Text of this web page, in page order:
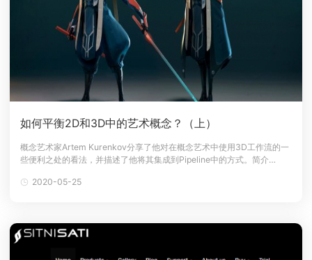
如何平衡2D和3D中的艺术概念？（上）
概念艺术家Artem Kurenkov分享了他对在概念艺术中使用3D工作流的一
些便利之处的看法，并描述了他将其集成到Pipeline中的方式。简介
前，从CG学校毕业，从那时起，为Wargaming Nexus从事多个移动项
2020-05-25